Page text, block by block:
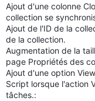
Ajout d'une colonne
collection se
Ajout de l'ID de la
de la collection.
Augmentation de la
page Propriétés des
Ajout d'une option
Script lorsque l'action
tâches.: